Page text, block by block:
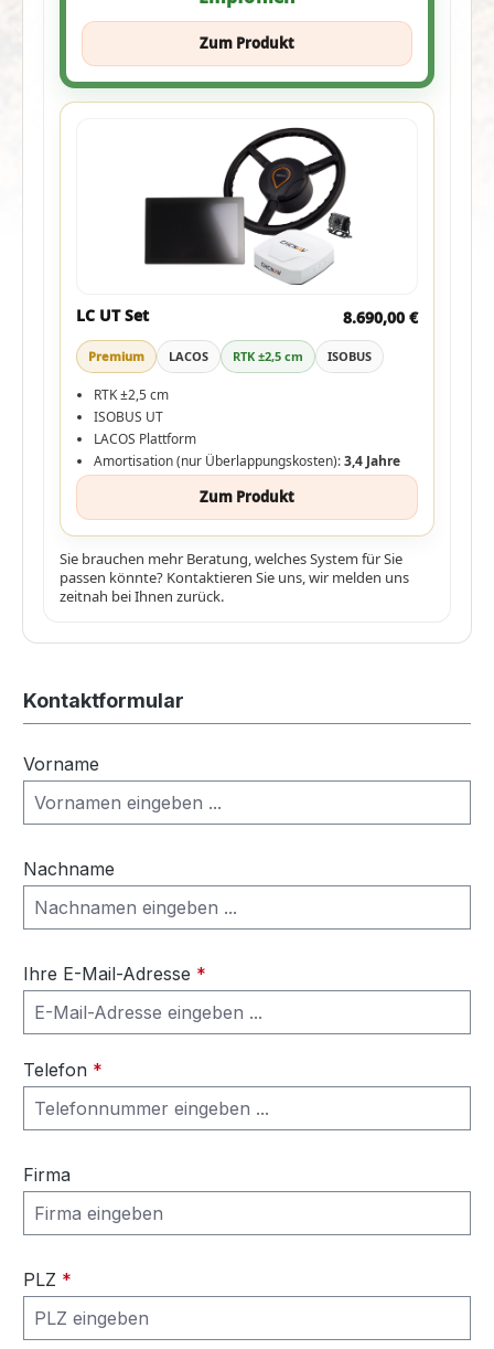
Zum Produkt
LC UT Set 8.690,00 €
Premium LACOS RTK ±2,5 cm ISOBUS
RTK ±2,5 cm
ISOBUS UT
LACOS Plattform
Amortisation (nur Überlappungskosten):3,4 Jahre
Zum Produkt
Sie brauchen mehr Beratung, welches System für Sie
passen könnte? Kontaktieren Sie uns, wir melden uns
zeitnah bei Ihnen zurück.
Kontaktformular
Vorname
Nachname
Ihre E-Mail-Adresse *
Telefon *
Firma
PLZ *